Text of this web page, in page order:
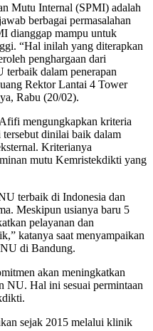
Mutu Internal (SPMI) adalah
berbagai permasalahan
dianggap mampu untuk
“Hal inilah yang diterapkan
penghargaan dari
dalam penerapan
Rektor Lantai 4 Tower
Rabu (20/02).
mengungkapkan kriteria
dinilai baik dalam
Kriterianya
mutu Kemristekdikti yang
terbaik di Indonesia dan
Meskipun usianya baru 5
pelayanan dan
katanya saat menyampaikan
di Bandung.
akan meningkatkan
NU. Hal ini sesuai permintaan
sejak 2015 melalui klinik